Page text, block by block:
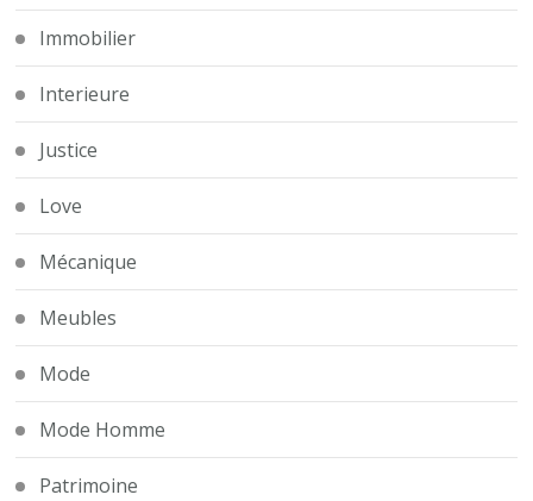
Immobilier
Interieure
Justice
Love
Mécanique
Meubles
Mode
Mode Homme
Patrimoine